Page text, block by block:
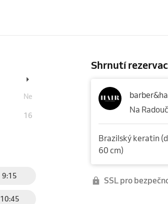
Ne
16
9:15
10:45
Shrnutí
Na
Brazilský keratin
60 cm)
SSL pro